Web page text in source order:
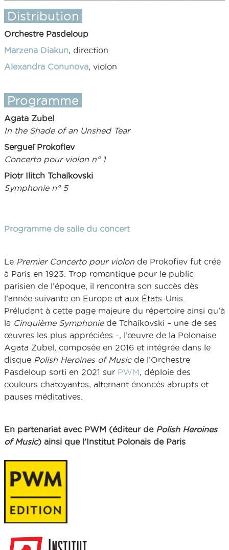
Distribution
Orchestre Pasdeloup
Marzena Diakun, direction
Alexandra Conunova, violon
Programme
Agata Zubel
In the Shade of an Unshed Tear
Sergueï Prokofiev
Concerto pour violon n° 1
Piotr Ilitch Tchaïkovski
Symphonie n° 5
Programme de salle du concert
Le Premier Concerto pour violon de Prokofiev fut créé
à Paris en 1923. Trop romantique pour le public
parisien de l’époque, il rencontra son succès dès
l’année suivante en Europe et aux États-Unis.
Préludant à cette page majeure du répertoire ainsi qu’à
la Cinquième Symphoniede Tchaïkovski – une de ses
œuvres les plus appréciées -, l’œuvre de la Polonaise
Agata Zubel, composée en 2016 et intégrée dans le
disque Polish Heroines of Musicde l’Orchestre
Pasdeloup sorti en 2021 sur PWM, déploie des
couleurs chatoyantes, alternant énoncés abrupts et
pauses méditatives.
En partenariat avec PWM (éditeur de Polish Heroines
of Music) ainsi que l’Institut Polonais de Paris